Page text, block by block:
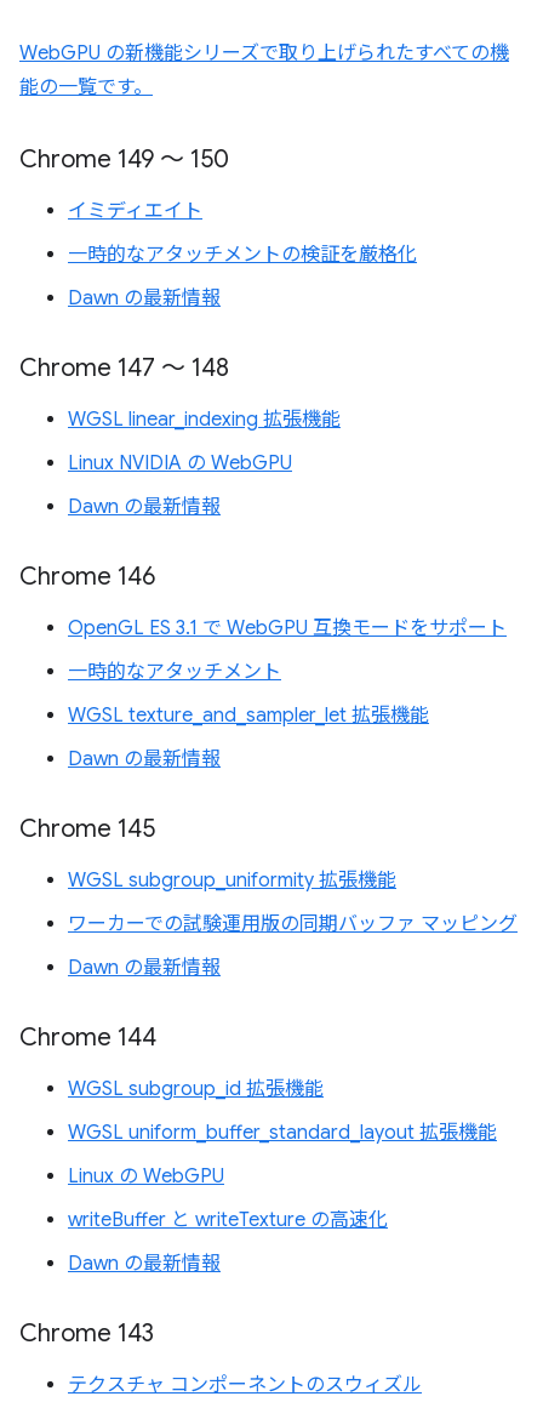
WebGPU の新機能シリーズで取り上げられたすべての機
能の一覧です。
Chrome 149 ～ 150
イミディエイト
一時的なアタッチメントの検証を厳格化
Dawn の最新情報
Chrome 147 ～ 148
WGSL linear_indexing 拡張機能
Linux NVIDIA の WebGPU
Dawn の最新情報
Chrome 146
OpenGL ES 3.1 で WebGPU 互換モードをサポート
一時的なアタッチメント
WGSL texture_and_sampler_let 拡張機能
Dawn の最新情報
Chrome 145
WGSL subgroup_uniformity 拡張機能
ワーカーでの試験運用版の同期バッファ マッピング
Dawn の最新情報
Chrome 144
WGSL subgroup_id 拡張機能
WGSL uniform_buffer_standard_layout 拡張機能
Linux の WebGPU
writeBuffer と writeTexture の高速化
Dawn の最新情報
Chrome 143
テクスチャ コンポーネントのスウィズル